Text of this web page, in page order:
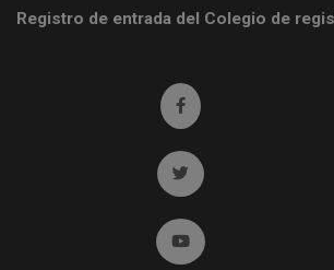
Registro de entrada del Colegio de
Ir a facebook (abre
Ir a twitter (abre en
Ir a YouTube (abre